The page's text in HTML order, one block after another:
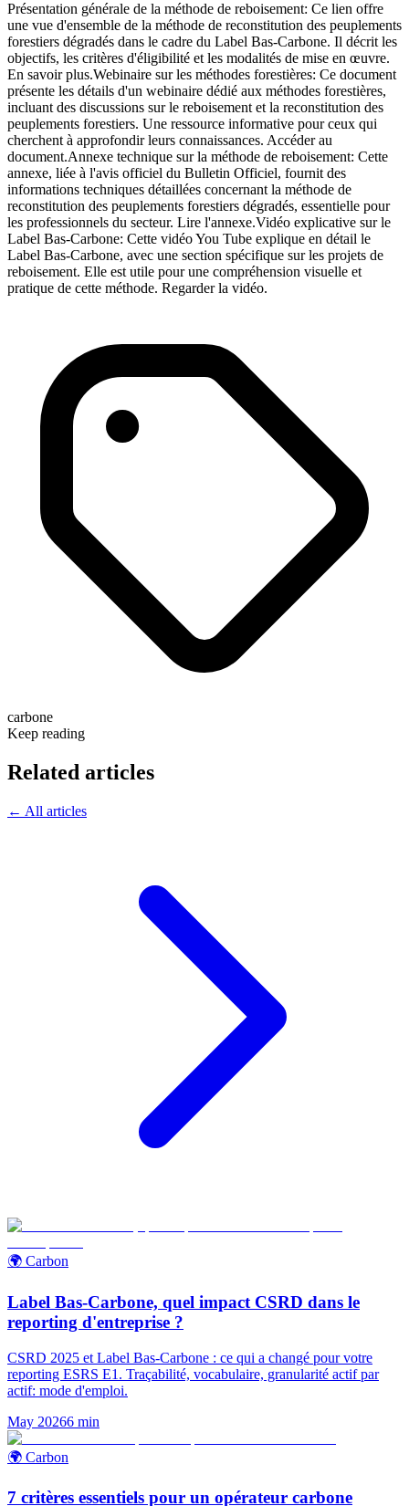
Présentation générale de la méthode de reboisement: Ce lien offre
une vue d'ensemble de la méthode de reconstitution des peuplements
forestiers dégradés dans le cadre du Label Bas-Carbone. Il décrit les
objectifs, les critères d'éligibilité et les modalités de mise en œuvre.
En savoir plus.Webinaire sur les méthodes forestières: Ce document
présente les détails d'un webinaire dédié aux méthodes forestières,
incluant des discussions sur le reboisement et la reconstitution des
peuplements forestiers. Une ressource informative pour ceux qui
cherchent à approfondir leurs connaissances. Accéder au
document.Annexe technique sur la méthode de reboisement: Cette
annexe, liée à l'avis officiel du Bulletin Officiel, fournit des
informations techniques détaillées concernant la méthode de
reconstitution des peuplements forestiers dégradés, essentielle pour
les professionnels du secteur. Lire l'annexe.Vidéo explicative sur le
Label Bas-Carbone: Cette vidéo You Tube explique en détail le
Label Bas-Carbone, avec une section spécifique sur les projets de
reboisement. Elle est utile pour une compréhension visuelle et
pratique de cette méthode. Regarder la vidéo.
carbone
Keep reading
Related articles
← All articles
🌍 Carbon
Label Bas-Carbone, quel impact CSRD dans le
reporting d'entreprise ?
CSRD 2025 et Label Bas-Carbone : ce qui a changé pour votre
reporting ESRS E1. Traçabilité, vocabulaire, granularité actif par
actif: mode d'emploi.
May 20266 min
🌍 Carbon
7 critères essentiels pour un opérateur carbone